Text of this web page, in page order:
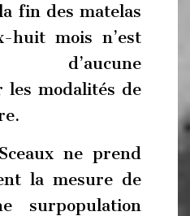
fin des matelas
huit mois n’est
d’aucune
modalités de
ne prend
la mesure de
surpopulation